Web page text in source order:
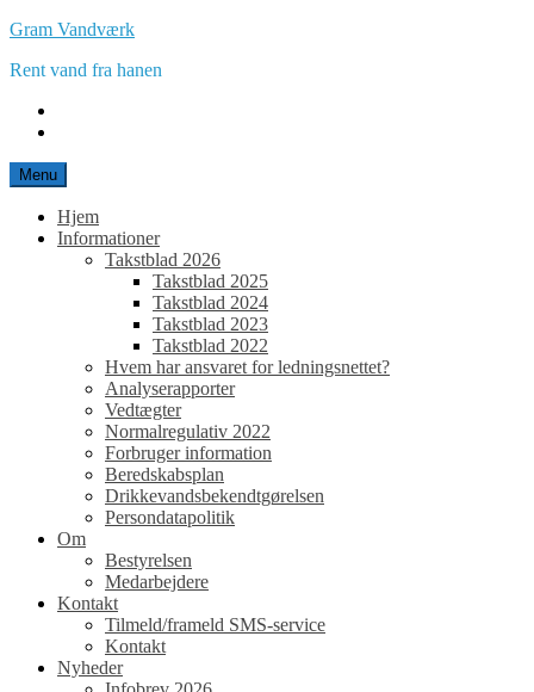
Spring
indhold
Gram Vandværk
Rent vand fra hanen
Menu
Hjem
Informationer
Takstblad 2026
Takstblad 2025
Takstblad 2024
Takstblad 2023
Takstblad 2022
Hvem har ansvaret for ledningsnettet?
Analyserapporter
Vedtægter
Normalregulativ 2022
Forbruger information
Beredskabsplan
Drikkevandsbekendtgørelsen
Persondatapolitik
Om
Bestyrelsen
Medarbejdere
Kontakt
Tilmeld/frameld SMS-service
Kontakt
Nyheder